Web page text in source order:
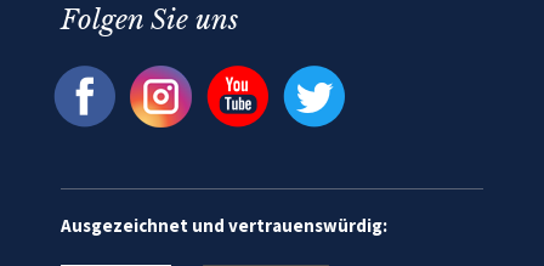
Folgen Sie uns
Ausgezeichnet und vertrauenswürdig: